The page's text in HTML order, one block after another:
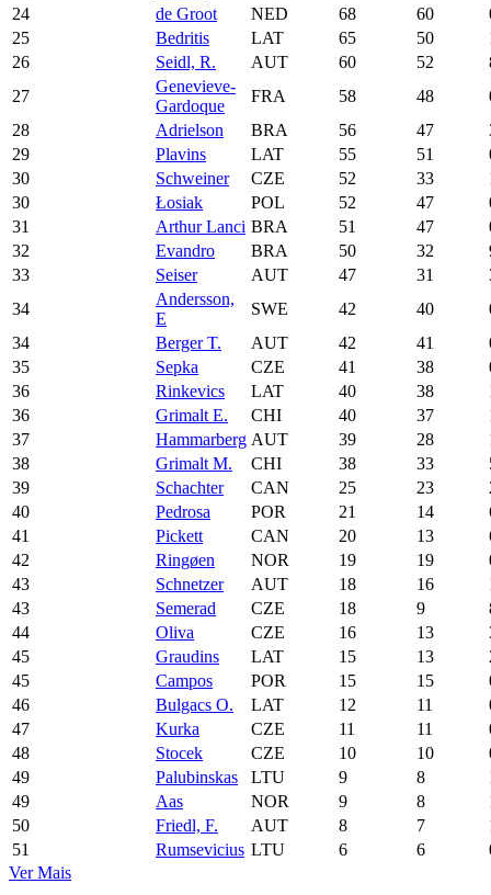
24
de Groot NED 68 60
25
Bedritis LAT 65 50
26
Seidl, R. AUT 60 52
27
Genevieve-
Gardoque
FRA 58 48
28
Adrielson BRA 56 47
29
Plavins LAT 55 51
30
Schweiner CZE 52 33
30
Łosiak POL 52 47
31
Arthur Lanci BRA 51 47
32
Evandro BRA 50 32
33
Seiser AUT 47 31
34
Andersson,
E
SWE 42 40
34
Berger T. AUT 42 41
35
Sepka CZE 41 38
36
Rinkevics LAT 40 38
36
Grimalt E. CHI 40 37
37
Hammarberg AUT 39 28
38
Grimalt M. CHI 38 33
39
Schachter CAN 25 23
40
Pedrosa POR 21 14
41
Pickett CAN 20 13
42
Ringøen NOR 19 19
43
Schnetzer AUT 18 16
43
Semerad CZE 18 9
44
Oliva CZE 16 13
45
Graudins LAT 15 13
45
Campos POR 15 15
46
Bulgacs O. LAT 12 11
47
Kurka CZE 11 11
48
Stocek CZE 10 10
49
Palubinskas LTU 9 8
49
Aas NOR 9 8
50
Friedl, F. AUT 8 7
51
Rumsevicius LTU 6 6
Ver Mais